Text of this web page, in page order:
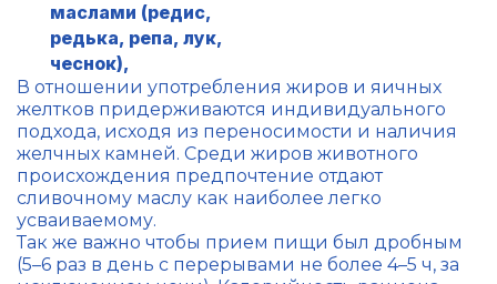
маслами (редис,
редька, репа, лук,
чеснок),
В отношении употребления жиров и яичных
желтков придерживаются индивидуального
подхода, исходя из переносимости и наличия
желчных камней. Среди жиров животного
происхождения предпочтение отдают
сливочному маслу как наиболее легко
усваиваемому.
Так же важно чтобы прием пищи был дробным
(5–6 раз в день с перерывами не более 4–5 ч, за